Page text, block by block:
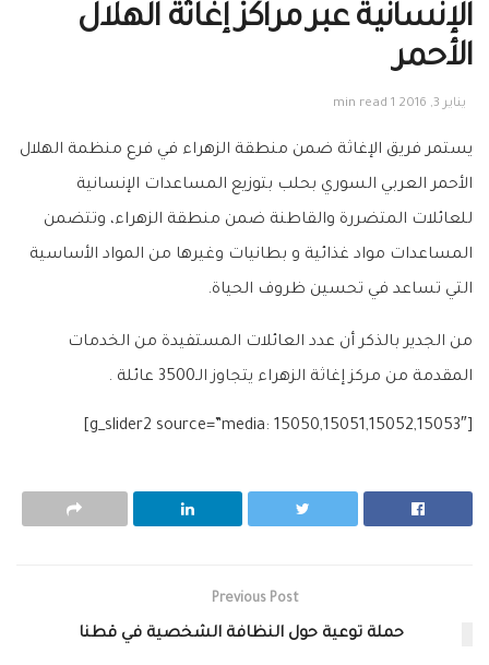
الإنسانية عبر مراكز إغاثة الهلال
الأحمر
يناير 3, 2016 1 min read
يستمر فريق الإغاثة ضمن منطقة الزهراء في فرع منظمة الهلال
الأحمر العربي السوري بحلب بتوزيع المساعدات الإنسانية
للعائلات المتضررة والقاطنة ضمن منطقة الزهراء، وتتضمن
المساعدات مواد غذائية و بطانيات وغيرها من المواد الأساسية
التي تساعد في تحسين ظروف الحياة.
من الجدير بالذكر أن عدد العائلات المستفيدة من الخدمات
المقدمة من مركز إغاثة الزهراء يتجاوز الـ3500 عائلة .
[g_slider2 source=”media: 15050,15051,15052,15053″]
Previous Post
حملة توعية حول النظافة الشخصية في قطنا